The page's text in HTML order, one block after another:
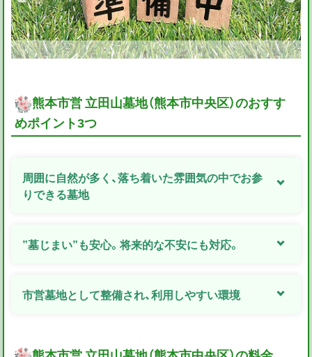
熊本市営 立田山墓地（熊本市中央区）のおすす
めポイント3つ
周囲に自然が多く、落ち着いた雰囲気の中でお参
りできる墓地
”墓じまい”も安心。将来的な不安にも対応。
市営墓地として整備され、利用しやすい環境